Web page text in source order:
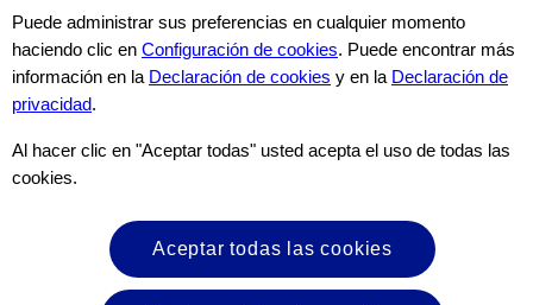
Alergia
Neocate LCP
Puede administrar sus preferencias en cualquier momento
haciendo clic en Configuración de cookies. Puede encontrar más
información en la Declaración de cookies y en la Declaración de
privacidad.
Al hacer clic en "Aceptar todas" usted acepta el uso de todas las
cookies.
Aceptar todas las cookies